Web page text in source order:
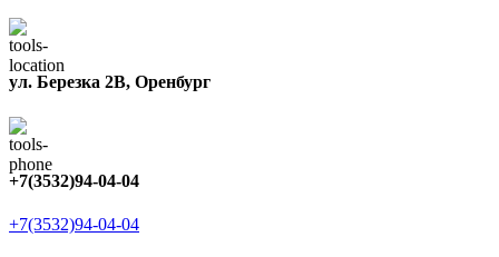
ул. Березка 2В, Оренбург
+7(3532)94-04-04
+7(3532)94-04-04